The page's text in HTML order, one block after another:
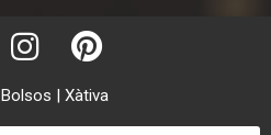
| Xàtiva